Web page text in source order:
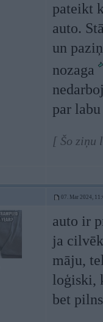
pateikt
auto.
un
nozaga
par
[ Šo ziņu
07. Mar 2024,
auto ir
ja
māju,
loģiski,
bet